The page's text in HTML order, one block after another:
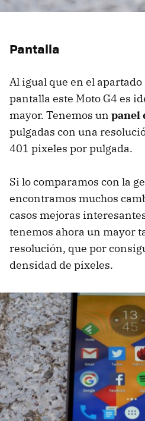
Pantalla
Al igual que en el
pantalla este Moto G4 es
mayor. Tenemos un panel
pulgadas con una
401 pixeles por pulgada.
Si lo comparamos con la
encontramos muchos
casos mejoras
tenemos ahora un mayor
resolución, que por
densidad de pixeles.